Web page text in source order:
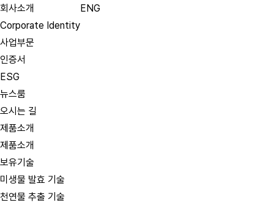
회사소개
Corporate Identity
사업부문
인증서
ESG
뉴스룸
오시는 길
제품소개
제품소개
보유기술
미생물 발효 기술
천연물 추출 기술
ENG